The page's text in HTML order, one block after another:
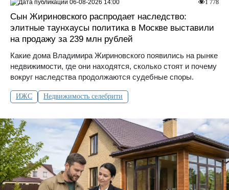
Сын Жириновского распродает наследство:
элитные таунхаусы политика в Москве выставили
на продажу за 239 млн рублей
Какие дома Владимира Жириновского появились на рынке
недвижимости, где они находятся, сколько стоят и почему
вокруг наследства продолжаются судебные споры.
ИЖС Недвижимость селебрити
1 778
06-08-2026 14:00